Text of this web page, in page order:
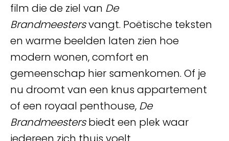
film die de ziel van De
Brandmeestersvangt. Poëtische teksten
en warme beelden laten zien hoe
modern wonen, comfort en
gemeenschap hier samenkomen. Of je
nu droomt van een knus appartement
of een royaal penthouse, De
Brandmeestersbiedt een plek waar